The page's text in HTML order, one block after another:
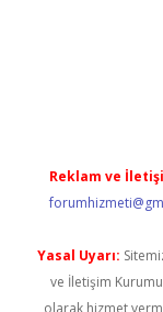
Reklam ve
Yasal Uyarı:
ve İletişim Kurumu
olarak hizmet